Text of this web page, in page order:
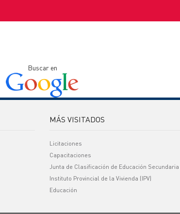
Buscar en
MÁS VISITADOS
Licitaciones
Capacitaciones
Junta de Clasificación de Educación Secundaria
Instituto Provincial de la Vivienda (IPV)
Educación